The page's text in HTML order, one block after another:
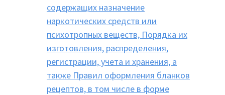
содержащих назначение
наркотических средств или
психотропных веществ, Порядка их
изготовления, распределения,
регистрации, учета и хранения, а
также Правил оформления бланков
рецептов, в том числе в форме